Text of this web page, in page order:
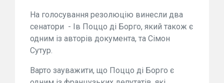
На голосування резолюцію винесли два
сенатори - Ів Поццо ді Борго, який також є
одним із авторів документа, та Сімон
Сутур.
Варто зауважити, що Поццо ді Борго є